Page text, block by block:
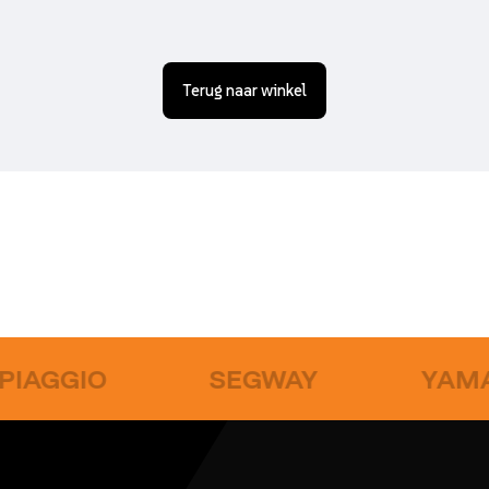
Terug naar winkel
SEGWAY